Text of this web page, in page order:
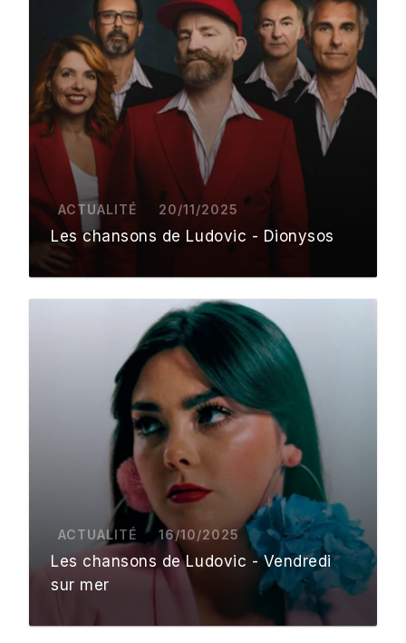
ACTUALITÉ 20/11/2025
Les chansons de Ludovic - Dionysos
ACTUALITÉ 16/10/2025
Les chansons de Ludovic - Vendredi
sur mer